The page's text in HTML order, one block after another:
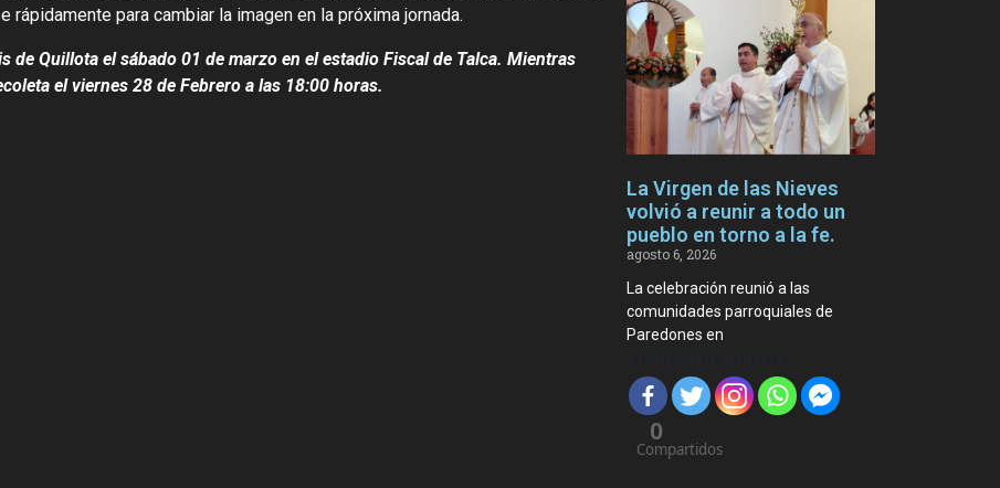
rápidamente para cambiar la imagen en la próxima jornada.
de Quillota el sábado 01 de marzo en el estadio Fiscal de Talca. Mientras
el viernes 28 de Febrero a las 18:00 horas.
La Virgen de las Nieves
volvió a reunir a todo un
pueblo en torno a la fe.
agosto 6, 2026
La celebración reunió a las
comunidades parroquiales de
Paredones en
0
Compartidos